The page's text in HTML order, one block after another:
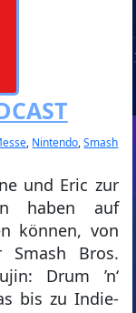
, Nintendo,Smash
und Eric zur
haben auf
können, von
Bros.
Drum ’n‘
bis zu Indie-